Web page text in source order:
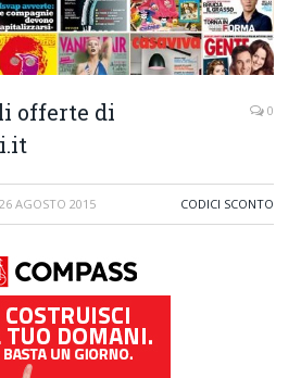
offerte di
0
26 AGOSTO 2015 CODICI SCONTO